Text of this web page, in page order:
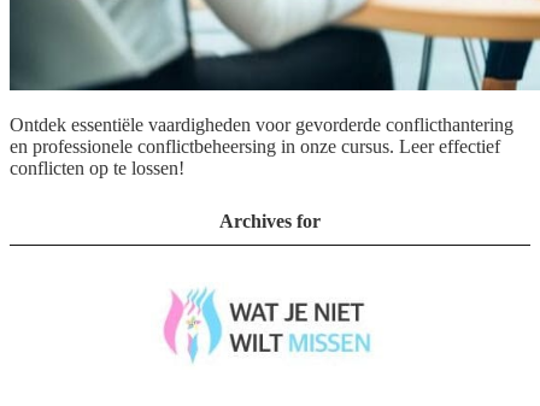
Ontdek essentiële vaardigheden voor gevorderde conflicthantering
en professionele conflictbeheersing in onze cursus. Leer effectief
conflicten op te lossen!
Archives for